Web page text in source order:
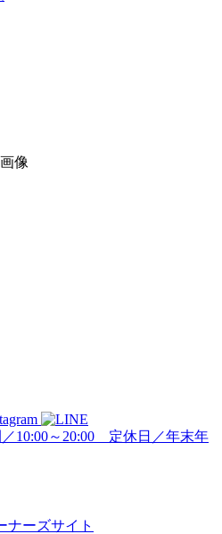
10:00～20:00 定休日／年末年
ナーズサイト